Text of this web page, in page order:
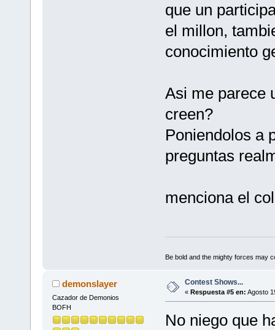
que un
el millon,
conocimiento
Asi me parece
creen?
Poniendolos a
preguntas
menciona el
Be bold and the mighty forces may
demonslayer
Cazador de Demonios
BOFH
Contest Shows...
« Respuesta #5 en: Agosto
No niego que